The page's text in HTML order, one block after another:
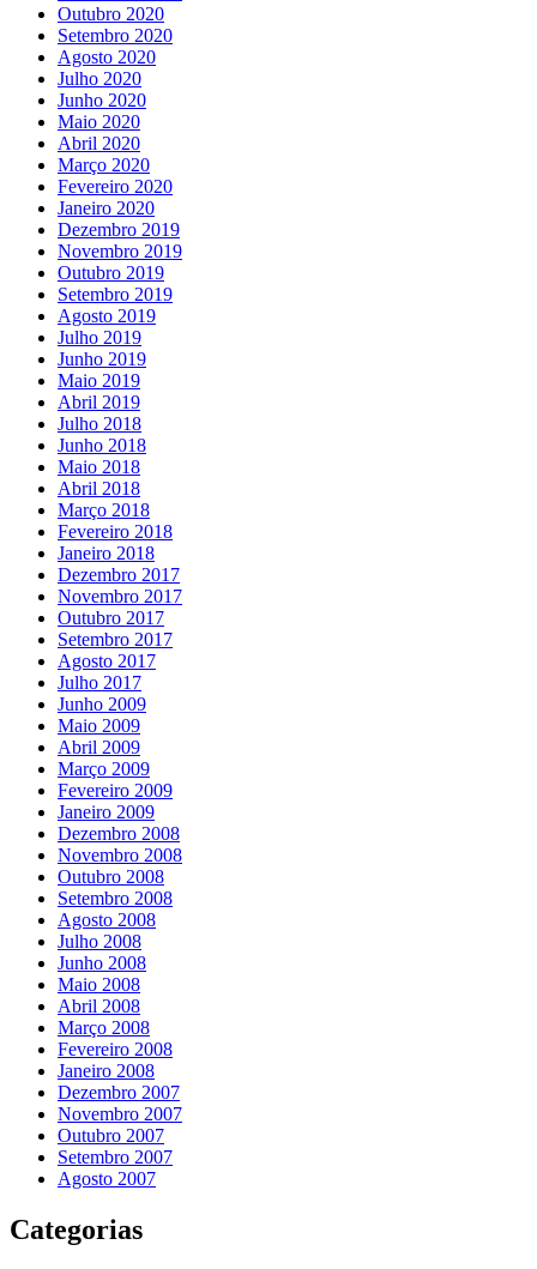
Outubro 2020
Setembro 2020
Agosto 2020
Julho 2020
Junho 2020
Maio 2020
Abril 2020
Março 2020
Fevereiro 2020
Janeiro 2020
Dezembro 2019
Novembro 2019
Outubro 2019
Setembro 2019
Agosto 2019
Julho 2019
Junho 2019
Maio 2019
Abril 2019
Julho 2018
Junho 2018
Maio 2018
Abril 2018
Março 2018
Fevereiro 2018
Janeiro 2018
Dezembro 2017
Novembro 2017
Outubro 2017
Setembro 2017
Agosto 2017
Julho 2017
Junho 2009
Maio 2009
Abril 2009
Março 2009
Fevereiro 2009
Janeiro 2009
Dezembro 2008
Novembro 2008
Outubro 2008
Setembro 2008
Agosto 2008
Julho 2008
Junho 2008
Maio 2008
Abril 2008
Março 2008
Fevereiro 2008
Janeiro 2008
Dezembro 2007
Novembro 2007
Outubro 2007
Setembro 2007
Agosto 2007
Categorias